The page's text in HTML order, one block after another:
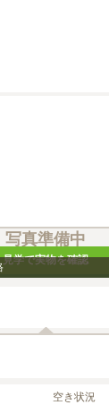
写真準備中
見学で実物を確認
空き状況